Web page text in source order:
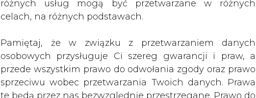
różnych usług mogą być przetwarzane w różnych
celach, na różnych podstawach.
Pamiętaj, że w związku z przetwarzaniem danych
osobowych przysługuje Ci szereg gwarancji i praw, a
przede wszystkim prawo do odwołania zgody oraz prawo
sprzeciwu wobec przetwarzania Twoich danych. Prawa
te będą przez nas bezwzględnie przestrzegane. Prawo do